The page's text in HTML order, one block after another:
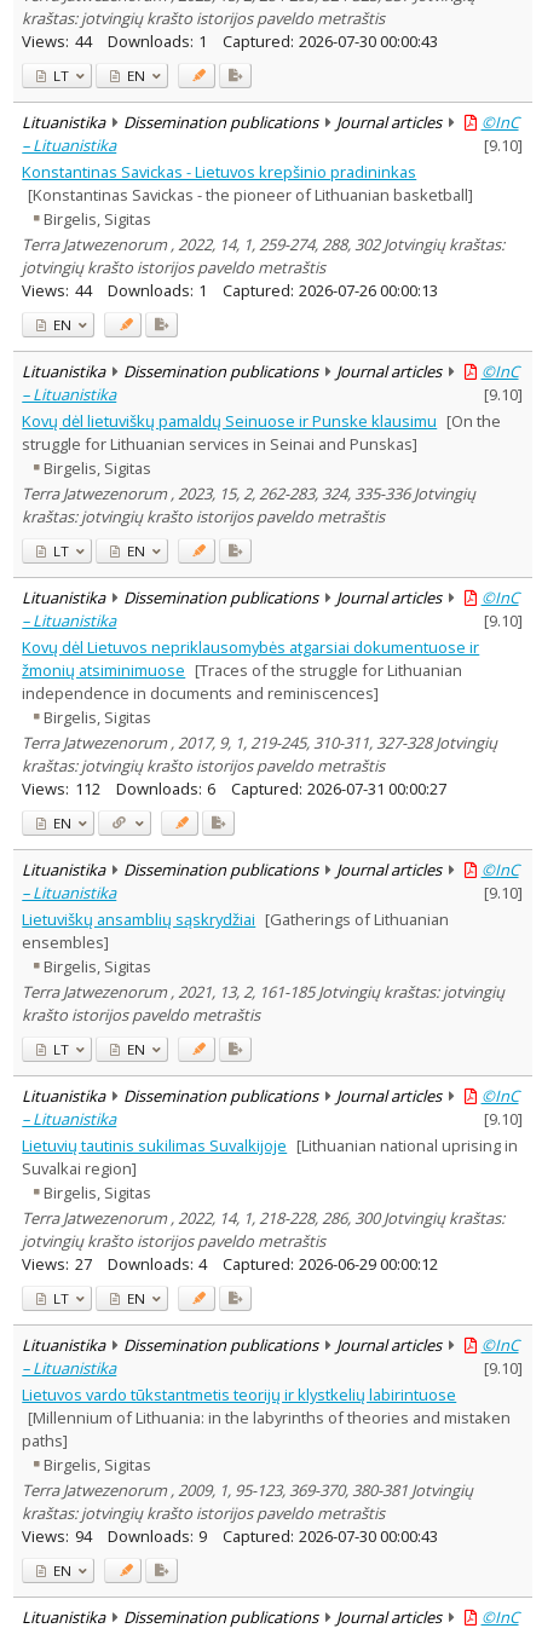
kraštas: jotvingių krašto istorijos paveldo metraštis
Views: 44 Downloads: 1 Captured: 2026-07-30 00:00:43
LT EN
Lituanistika Dissemination publications Journal articles
©InC
– Lituanistika
[9.10]
Konstantinas Savickas - Lietuvos krepšinio pradininkas
[Konstantinas Savickas - the pioneer of Lithuanian basketball]
Birgelis, Sigitas
Terra Jatwezenorum , 2022, 14, 1, 259-274, 288, 302 Jotvingių kraštas:
jotvingių krašto istorijos paveldo metraštis
Views: 44 Downloads: 1 Captured: 2026-07-26 00:00:13
EN
Lituanistika Dissemination publications Journal articles
©InC
– Lituanistika
[9.10]
Kovų dėl lietuviškų pamaldų Seinuose ir Punske klausimu [On the
struggle for Lithuanian services in Seinai and Punskas]
Birgelis, Sigitas
Terra Jatwezenorum , 2023, 15, 2, 262-283, 324, 335-336 Jotvingių
kraštas: jotvingių krašto istorijos paveldo metraštis
LT EN
Lituanistika Dissemination publications Journal articles
©InC
– Lituanistika
[9.10]
Kovų dėl Lietuvos nepriklausomybės atgarsiai dokumentuose ir
žmonių atsiminimuose [Traces of the struggle for Lithuanian
independence in documents and reminiscences]
Birgelis, Sigitas
Terra Jatwezenorum , 2017, 9, 1, 219-245, 310-311, 327-328 Jotvingių
kraštas: jotvingių krašto istorijos paveldo metraštis
Views: 112 Downloads: 6 Captured: 2026-07-31 00:00:27
EN
Lituanistika Dissemination publications Journal articles
©InC
– Lituanistika
[9.10]
Lietuviškų ansamblių sąskrydžiai [Gatherings of Lithuanian
ensembles]
Birgelis, Sigitas
Terra Jatwezenorum , 2021, 13, 2, 161-185 Jotvingių kraštas: jotvingių
krašto istorijos paveldo metraštis
LT EN
Lituanistika Dissemination publications Journal articles
©InC
– Lituanistika
[9.10]
Lietuvių tautinis sukilimas Suvalkijoje [Lithuanian national uprising in
Suvalkai region]
Birgelis, Sigitas
Terra Jatwezenorum , 2022, 14, 1, 218-228, 286, 300 Jotvingių kraštas:
jotvingių krašto istorijos paveldo metraštis
Views: 27 Downloads: 4 Captured: 2026-06-29 00:00:12
LT EN
Lituanistika Dissemination publications Journal articles
©InC
– Lituanistika
[9.10]
Lietuvos vardo tūkstantmetis teorijų ir klystkelių labirintuose
[Millennium of Lithuania: in the labyrinths of theories and mistaken
paths]
Birgelis, Sigitas
Terra Jatwezenorum , 2009, 1, 95-123, 369-370, 380-381 Jotvingių
kraštas: jotvingių krašto istorijos paveldo metraštis
Views: 94 Downloads: 9 Captured: 2026-07-30 00:00:43
EN
Lituanistika Dissemination publications Journal articles
©InC